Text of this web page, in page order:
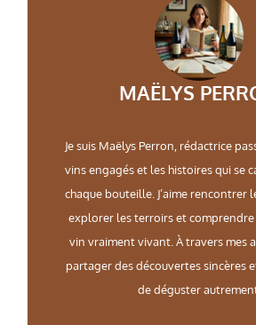
MAËLYS
Je suis Maëlys Perron, rédactrice
vins engagés et les histoires qui se
chaque bouteille. J’aime rencontrer
explorer les terroirs et comprendre
vin vraiment vivant. À travers mes
partager des découvertes sincères
de déguster